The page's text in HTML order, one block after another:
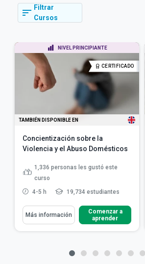
Filtrar
Cursos
NIVEL PRINCIPIANTE
CERTIFICADO
TAMBIÉN DISPONIBLE EN
Concientización sobre la
Violencia y el Abuso Domésticos
1,336 personas les gustó este
curso
4-5 h
19,734 estudiantes
Más información
Comenzar a
aprender